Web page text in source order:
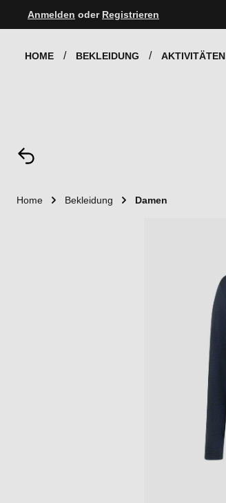
Hauptnavigation springen
Anmelden oder Registrieren
HOME BEKLEIDUNG AKTIVITÄTEN
Home Bekleidung Damen